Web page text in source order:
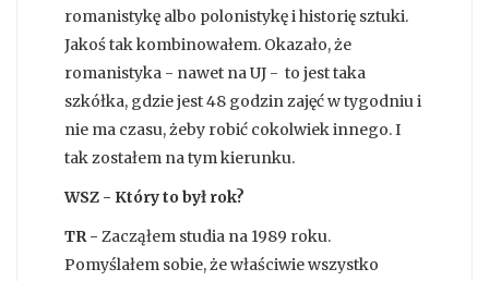
romanistykę albo polonistykę i historię sztuki.
Jakoś tak kombinowałem. Okazało, że
romanistyka - nawet na UJ - to jest taka
szkółka, gdzie jest 48 godzin zajęć w tygodniu i
nie ma czasu, żeby robić cokolwiek innego. I
tak zostałem na tym kierunku.
WSZ - Który to był rok?
TR - Zacząłem studia na 1989 roku.
Pomyślałem sobie, że właściwie wszystko